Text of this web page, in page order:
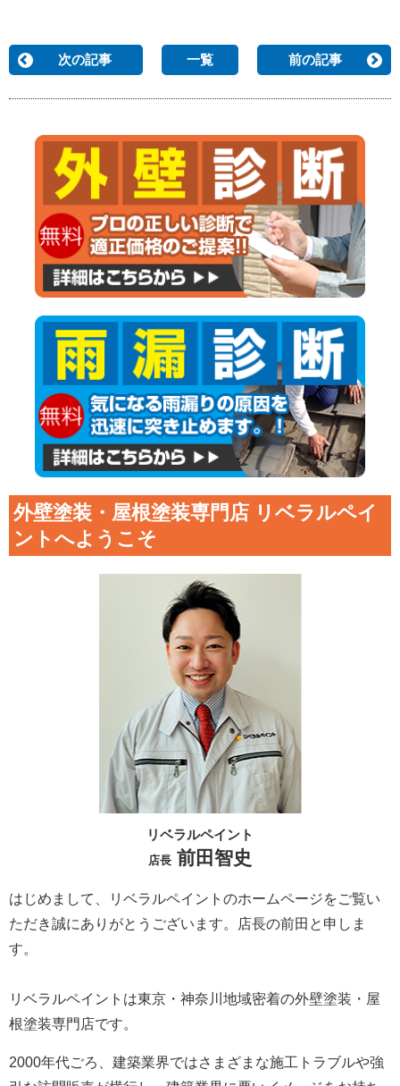
次の記事 一覧 前の記事
外壁塗装・屋根塗装専門店 リベラルペイ
ントへようこそ
リベラルペイント
店長 前田智史
はじめまして、リベラルペイントのホームページをご覧い
ただき誠にありがとうございます。
店長の前田と申しま
す。
リベラルペイントは東京・神奈川地域密着の外壁塗装・屋
根塗装専門店です。
2000年代ごろ、建築業界ではさまざまな施工トラブルや強